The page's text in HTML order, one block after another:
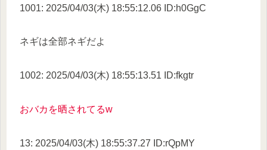
1001: 2025/04/03(木) 18:55:12.06 ID:h0GgC
ネギは全部ネギだよ
1002: 2025/04/03(木) 18:55:13.51 ID:fkgtr
おバカを晒されてるw
13: 2025/04/03(木) 18:55:37.27 ID:rQpMY